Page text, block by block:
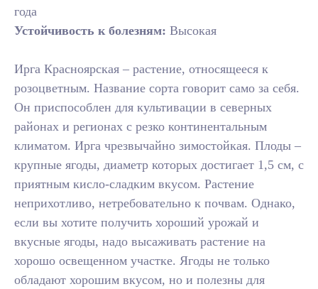
года
Устойчивость к болезням: Высокая
Ирга Красноярская – растение, относящееся к
розоцветным. Название сорта говорит само за себя.
Он приспособлен для культивации в северных
районах и регионах с резко континентальным
климатом. Ирга чрезвычайно зимостойкая. Плоды –
крупные ягоды, диаметр которых достигает 1,5 см, с
приятным кисло-сладким вкусом. Растение
неприхотливо, нетребовательно к почвам. Однако,
если вы хотите получить хороший урожай и
вкусные ягоды, надо высаживать растение на
хорошо освещенном участке. Ягоды не только
обладают хорошим вкусом, но и полезны для